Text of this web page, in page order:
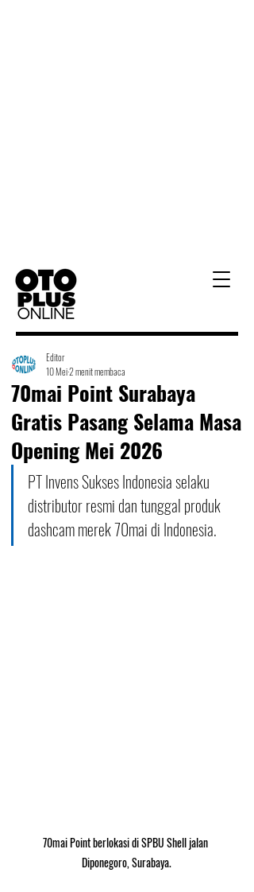
70mai Point Surabaya
Gratis Pasang Selama Masa
Opening Mei 2026
Editor
10 Mei2 menit membaca
PT Invens Sukses Indonesia selaku
distributor resmi dan tunggal produk
dashcam merek 70mai di Indonesia.
70mai Point berlokasi di SPBU Shell jalan
Diponegoro, Surabaya.